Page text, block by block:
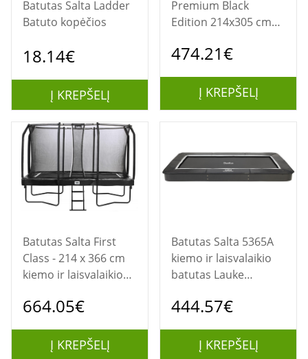
Batutas Salta Ladder
Batuto kopėčios
18.14€
Į KREPŠELĮ
Premium Black
Edition 214x305 cm
batutas
474.21€
Į KREPŠELĮ
Batutas Salta First
Class - 214 x 366 cm
kiemo ir laisvalaikio
664.05€
Į KREPŠELĮ
Batutas Salta 5365A
kiemo ir laisvalaikio
batutas Lauke
Spyruoklė Ant žemės
444.57€
Į KREPŠELĮ